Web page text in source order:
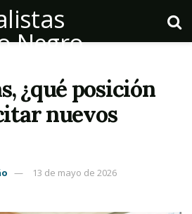
¿qué posición
nuevos
13 de mayo de 2026